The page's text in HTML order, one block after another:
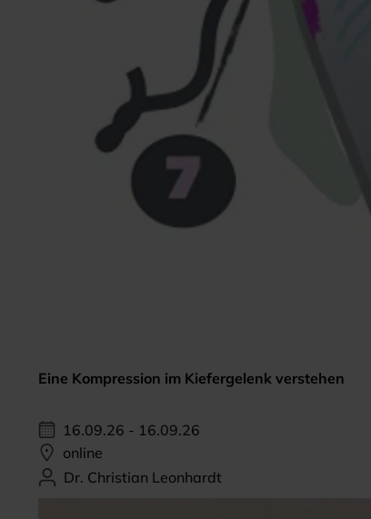
Eine Kompression im Kiefergelenk verstehen
16.09.26 - 16.09.26
online
Dr. Christian Leonhardt